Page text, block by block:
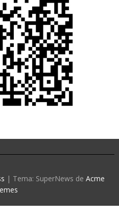
| Tema: SuperNews de Acme